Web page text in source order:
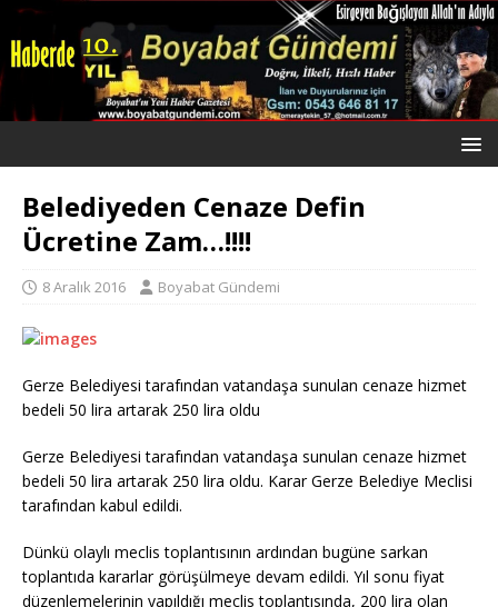
Belediyeden Cenaze Defin
Ücretine Zam…!!!!
8 Aralık 2016 Boyabat Gündemi
Gerze Belediyesi tarafından vatandaşa sunulan cenaze hizmet
bedeli 50 lira artarak 250 lira oldu
Gerze Belediyesi tarafından vatandaşa sunulan cenaze hizmet
bedeli 50 lira artarak 250 lira oldu. Karar Gerze Belediye Meclisi
tarafından kabul edildi.
Dünkü olaylı meclis toplantısının ardından bugüne sarkan
toplantıda kararlar görüşülmeye devam edildi. Yıl sonu fiyat
düzenlemelerinin yapıldığı meclis toplantısında, 200 lira olan